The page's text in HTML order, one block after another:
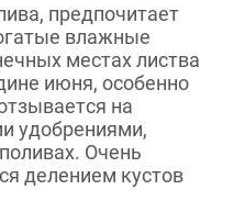
предпочитает
влажные
местах листва
июня, особенно
на
удобрениями,
Очень
делением кустов